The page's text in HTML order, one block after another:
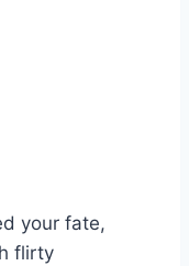
your fate,
flirty